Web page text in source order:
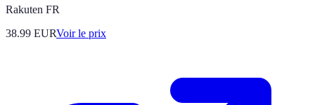
Rakuten FR
38.99 EURVoir le prix